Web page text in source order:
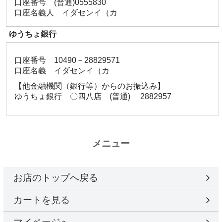
口座番号 (普通)0555830
口座名義人 イダセンイ（カ
ゆうちょ銀行
口座番号 10490－28829571
口座名義 イダセンイ（カ
【他金融機関（銀行等）からのお振込み】
ゆうちょ銀行 〇四八店 (普通) 2882957
メニュー
お店のトップへ戻る
カートを見る